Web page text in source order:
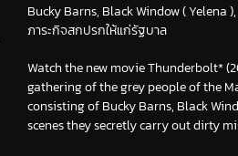
Bucky Barns, Black Window ( Yelena
ภาระกิจสกปรกให้แก่รัฐบาล
Watch the new movie Thunderbolt*
gathering of the grey people of the
consisting of Bucky Barns, Black
scenes they secretly carry out dirty